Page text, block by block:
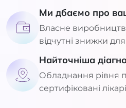
Ми дбаємо про
Власне
відчутні знижки для
Найточніша
Обладнання рівня
сертифіковані лікарі